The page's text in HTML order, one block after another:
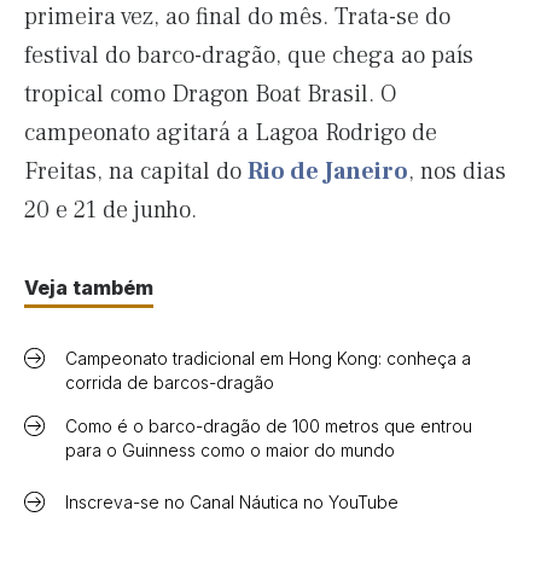
primeira vez, ao final do mês. Trata-se do
festival do barco-dragão, que chega ao país
tropical como Dragon Boat Brasil. O
campeonato agitará a Lagoa Rodrigo de
Freitas, na capital doRio de Janeiro, nos dias
20 e 21 de junho.
Veja também
Campeonato tradicional em Hong Kong: conheça a
corrida de barcos-dragão
Como é o barco-dragão de 100 metros que entrou
para o Guinness como o maior do mundo
Inscreva-se no Canal Náutica no YouTube